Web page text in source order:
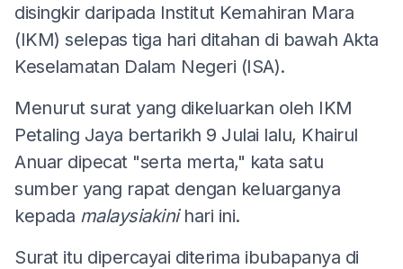
disingkir daripada Institut Kemahiran Mara
(IKM) selepas tiga hari ditahan di bawah Akta
Keselamatan Dalam Negeri (ISA).
Menurut surat yang dikeluarkan oleh IKM
Petaling Jaya bertarikh 9 Julai lalu, Khairul
Anuar dipecat "serta merta," kata satu
sumber yang rapat dengan keluarganya
kepada malaysiakini hari ini.
Surat itu dipercayai diterima ibubapanya di